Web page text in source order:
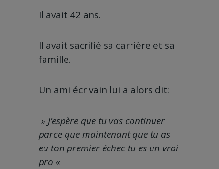
Il avait 42 ans.
Il avait sacrifié sa carrière et sa
famille.
Un ami écrivain lui a alors dit:
» J’espère que tu vas continuer
parce que maintenant que tu as
eu ton premier échec tu es un vrai
pro «